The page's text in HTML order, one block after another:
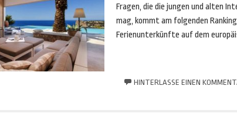
Fragen, die die jungen und alten
mag, kommt am folgenden
Ferienunterkünfte auf dem
HINTERLASSE EINEN